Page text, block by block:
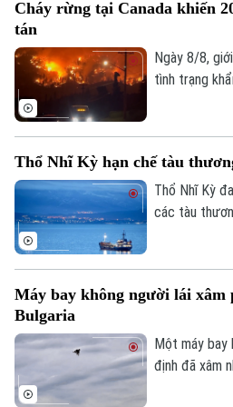
An ninh trật tự
Công nghệ
Khoảnh khắc Hà Nội
Ẩm thực
Quân sự
Hồ sơ
Người Việt 4 phương
Tin tức
Cafe sáng
Doanh nghiệp
Nhà đất
Tin tức
Căn hộ
Đất đai
Kinh nghiệm
Tàu và Xe
Ô tô
Tàu
Xe máy
Đánh giá
Giáo dục
Tuyển sinh
Hướng nghiệp
Văn hóa
Tin tức
Làng nghề
Di tích
Y tế
Dinh dưỡng
Tư vấn sức khỏe
Thể thao
Quần vợt
Giải trí
đến các cuộc
Cháy rừng tại Canada khiến
tán
Ngày 8/8,
tình trạng
Thổ Nhĩ Kỳ hạn chế tàu
Thổ Nhĩ Kỳ
các tàu
Máy bay không người lái xâm
Bulgaria
Một máy bay
định đã xâm